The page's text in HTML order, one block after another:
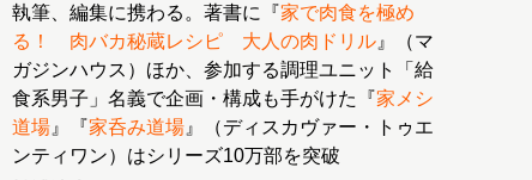
執筆、編集に携わる。著書に『家で肉食を極め
る！ 肉バカ秘蔵レシピ 大人の肉ドリル 』（マ
ガジンハウス）ほか、参加する調理ユニット「給
食系男子」名義で企画・構成も手がけた『家メシ
道場 』『家呑み道場 』（ディスカヴァー・トゥエ
ンティワン）はシリーズ10万部を突破